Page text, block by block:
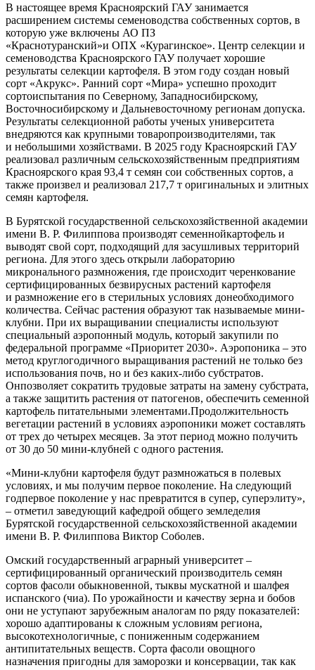
В настоящее время Красноярский ГАУ занимается
расширением системы семеноводства собственных сортов, в
которую уже включены АО ПЗ
«Краснотуранский»и ОПХ «Курагинское». Центр селекции и
семеноводства Красноярского ГАУ получает хорошие
результаты селекции картофеля. В этом году создан новый
сорт «Акрукс». Ранний сорт «Мира» успешно проходит
сортоиспытания по Северному, Западносибирскому,
Восточносибирскому и Дальневосточному регионам допуска.
Результаты селекционной работы ученых университета
внедряются как крупными товаропроизводителями, так
и небольшими хозяйствами. В 2025 году Красноярский ГАУ
реализовал различным сельскохозяйственным предприятиям
Красноярского края 93,4 т семян сои собственных сортов, а
также произвел и реализовал 217,7 т оригинальных и элитных
семян картофеля.
В Бурятской государственной сельскохозяйственной академии
имени В. Р. Филиппова производят семеннойкартофель и
выводят свой сорт, подходящий для засушливых территорий
региона. Для этого здесь открыли лабораторию
микронального размножения, где происходит черенкование
сертифицированных безвирусных растений картофеля
и размножение его в стерильных условиях донеобходимого
количества. Сейчас растения образуют так называемые мини-
клубни. При их выращивании специалисты используют
специальный аэропонный модуль, который закупили по
федеральной программе «Приоритет 2030». Аэропоника – это
метод круглогодичного выращивания растений не только без
использования почв, но и без каких-либо субстратов.
Онпозволяет сократить трудовые затраты на замену субстрата,
а также защитить растения от патогенов, обеспечить семенной
картофель питательными элементами.Продолжительность
вегетации растений в условиях аэропоники может составлять
от трех до четырех месяцев. За этот период можно получить
от 30 до 50 мини-клубней с одного растения.
«Мини-клубни картофеля будут размножаться в полевых
условиях, и мы получим первое поколение. На следующий
годпервое поколение у нас превратится в супер, суперэлиту»,
– отметил заведующий кафедрой общего земледелия
Бурятской государственной сельскохозяйственной академии
имени В. Р. Филиппова Виктор Соболев.
Омский государственный аграрный университет –
сертифицированный органический производитель семян
сортов фасоли обыкновенной, тыквы мускатной и шалфея
испанского (чиа). По урожайности и качеству зерна и бобов
они не уступают зарубежным аналогам по ряду показателей:
хорошо адаптированы к сложным условиям региона,
высокотехнологичные, с пониженным содержанием
антипитательных веществ. Сорта фасоли овощного
назначения пригодны для заморозки и консервации, так как